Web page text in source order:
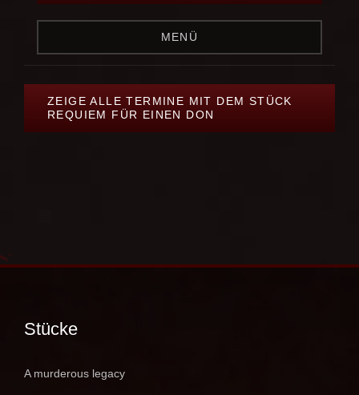
MENÜ
ZEIGE ALLE TERMINE MIT DEM STÜCK
REQUIEM FÜR EINEN DON
Stücke
A murderous legacy